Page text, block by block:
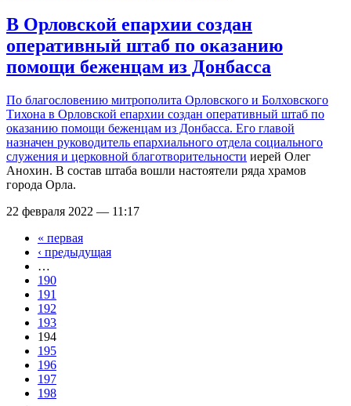
В Орловской епархии создан
оперативный штаб по оказанию
помощи беженцам из Донбасса
По благословению митрополита Орловского и Болховского
Тихона в Орловской епархии создан оперативный штаб по
оказанию помощи беженцам из Донбасса. Его главой
назначен руководитель епархиального отдела социального
служения и церковной благотворительности иерей Олег
Анохин. В состав штаба вошли настоятели ряда храмов
города Орла.
22 февраля 2022 — 11:17
Страницы
« первая
‹ предыдущая
…
190
191
192
193
194
195
196
197
198